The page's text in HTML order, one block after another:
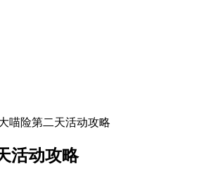
喵险第二天活动攻略
活动攻略